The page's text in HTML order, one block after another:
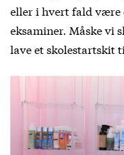
eller i hvert fald være
eksaminer. Måske vi
lave et skolestartskit